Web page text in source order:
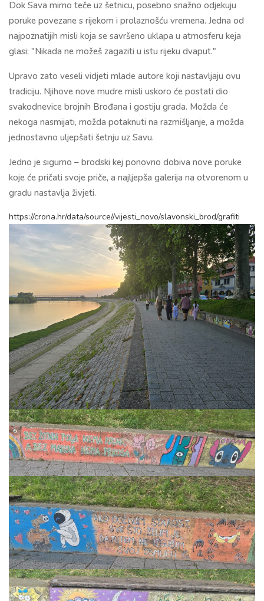
Dok Sava mirno teče uz šetnicu, posebno snažno odjekuju
poruke povezane s rijekom i prolaznošću vremena. Jedna od
najpoznatijih misli koja se savršeno uklapa u atmosferu keja
glasi: "Nikada ne možeš zagaziti u istu rijeku dvaput."
Upravo zato veseli vidjeti mlade autore koji nastavljaju ovu
tradiciju. Njihove nove mudre misli uskoro će postati dio
svakodnevice brojnih Brođana i gostiju grada. Možda će
nekoga nasmijati, možda potaknuti na razmišljanje, a možda
jednostavno uljepšati šetnju uz Savu.
Jedno je sigurno – brodski kej ponovno dobiva nove poruke
koje će pričati svoje priče, a najljepša galerija na otvorenom u
gradu nastavlja živjeti.
https://crona.hr/data/source//vijesti_novo/slavonski_brod/grafiti